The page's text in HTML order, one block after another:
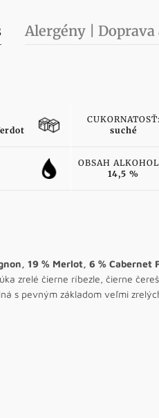
Alergény | Doprava
CUKORNATOSŤ:
suché
OBSAH
14,5 %
19 % Merlot, 6 % Cabernet
zrelé čierne ríbezle, čierne
s pevným základom veľmi